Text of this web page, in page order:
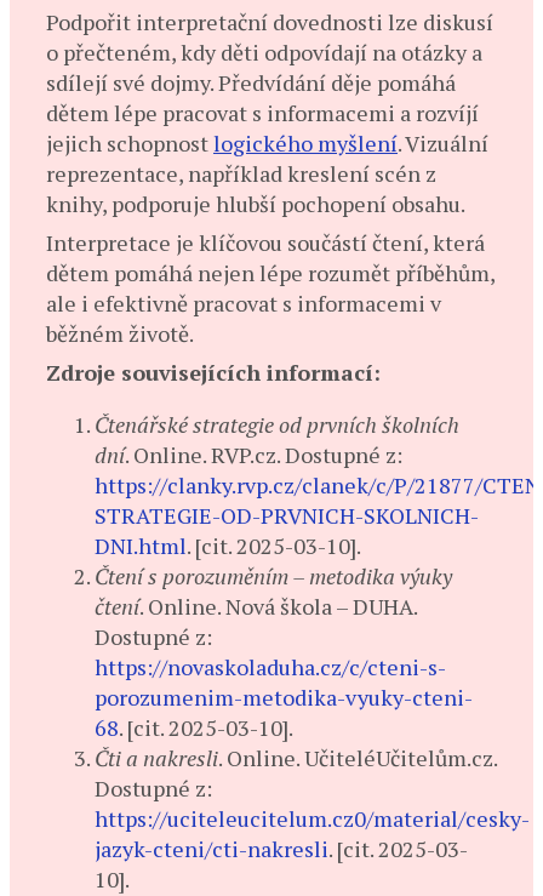
Podpořit interpretační dovednosti lze diskusí
o přečteném, kdy děti odpovídají na otázky a
sdílejí své dojmy. Předvídání děje pomáhá
dětem lépe pracovat s informacemi a rozvíjí
jejich schopnostlogického myšlení. Vizuální
reprezentace, například kreslení scén z
knihy, podporuje hlubší pochopení obsahu.
Interpretace je klíčovou součástí čtení, která
dětem pomáhá nejen lépe rozumět příběhům,
ale i efektivně pracovat s informacemi v
běžném životě.
Zdroje souvisejících informací:
Čtenářské strategie od prvních školních
dní. Online. RVP.cz. Dostupné z:
https://clanky.rvp.cz/clanek/c/P/21877/
STRATEGIE-OD-PRVNICH-SKOLNICH-
DNI.html. [cit. 2025-03-10].
Čtení s porozuměním – metodika výuky
čtení. Online. Nová škola – DUHA.
Dostupné z:
https://novaskoladuha.cz/c/cteni-s-
porozumenim-metodika-vyuky-cteni-
68. [cit. 2025-03-10].
Čti a nakresli. Online. UčiteléUčitelům.cz.
Dostupné z:
https://uciteleucitelum.cz0/material/cesky-
jazyk-cteni/cti-nakresli. [cit. 2025-03-
10].